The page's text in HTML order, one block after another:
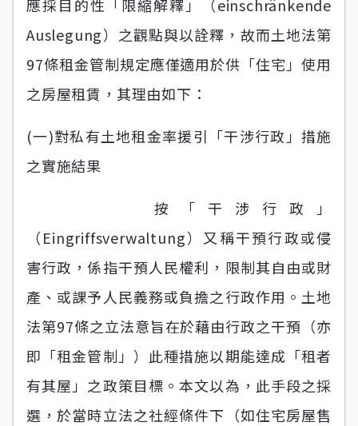
應採目的性「限縮解釋」（einschränkende
Auslegung）之觀點與以詮釋，故而土地法第
97條租金管制規定應僅適用於供「住宅」使用
之房屋租賃，其理由如下：
(一)對私有土地租金率援引「干涉行政」措施
之實施結果
按「干涉行政」
（Eingriffsverwaltung）又稱干預行政或侵
害行政，係指干預人民權利，限制其自由或財
產、或課予人民義務或負擔之行政作用。土地
法第97條之立法意旨在於藉由行政之干預（亦
即「租金管制」）此種措施以期能達成「租者
有其屋」之政策目標。本文以為，此手段之採
選，於當時立法之社經條件下（如住宅房屋售